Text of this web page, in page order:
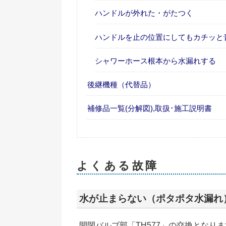
ハンドルが外れた・がたつく
ハンドルを止の位置にしてもカチッと
シャワーホース根本から水漏れする
後継機種（代替品）
補修品一覧(分解図),取扱･施工説明書
よくある故障
水が止まらない（ポタポタ水漏れ